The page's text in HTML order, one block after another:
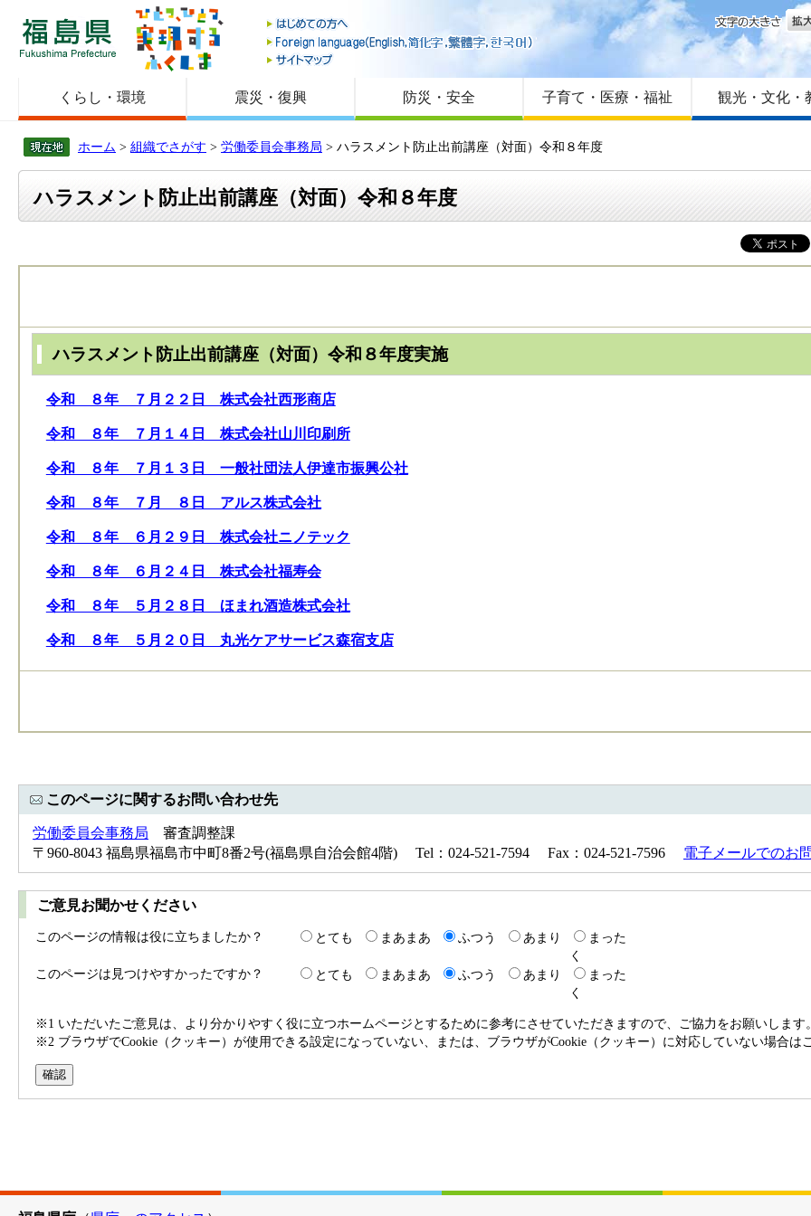
福島県
はじめての方へ
Foreign language
サイトマップ
文字
くらし・環境 震災・復興 防災・安全 子育て・医療・福祉 観光・文化・
ホーム > 組織でさがす > 労働委員会事務局 > ハラスメント防止出前講座（対面）令和８年度
ハラスメント防止出前講座（対面）令和８年度
ハラスメント防止出前講座（対面）令和８年度実施
令和 ８年 ７月２２日 株式会社西形商店
令和 ８年 ７月１４日 株式会社山川印刷所
令和 ８年 ７月１３日 一般社団法人伊達市振興公社
令和 ８年 ７月 ８日 アルス株式会社
令和 ８年 ６月２９日 株式会社ニノテック
令和 ８年 ６月２４日 株式会社福寿会
令和 ８年 ５月２８日 ほまれ酒造株式会社
令和 ８年 ５月２０日 丸光ケアサービス森宿支店
このページに関するお問い合わせ先
労働委員会事務局 審査調整課
〒960-8043 福島県福島市中町8番2号(福島県自治会館4階) Tel：024-521-7594 Fax：024-521-7596 電子メールでのお
ご意見お聞かせください
このページの情報は役に立ちましたか？ とても まあまあ ふつう あまり
まった
く
このページは見つけやすかったですか？
とても まあまあ ふつう あまり
まった
く
※1 いただいたご意見は、より分かりやすく役に立つホームページとするために参考にさせていただきますので、ご協力をお願いします
※2 ブラウザでCookie（クッキー）が使用できる設定になっていない、または、ブラウザがCookie（クッキー）に対応していない場合は